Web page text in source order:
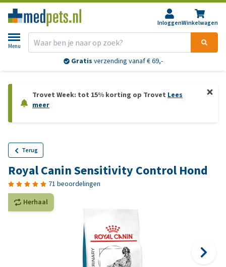
InloggenWinkelwagen
Menu
Gratis verzending vanaf € 69,-
Trovet Week: tot 15% korting op Trovet Lees
meer
Terug
Royal Canin Sensitivity Control Hond
71 beoordelingen
Herhaal